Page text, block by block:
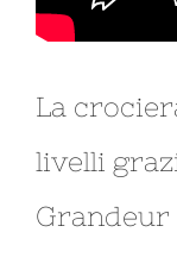
La
livelli
Grandeur